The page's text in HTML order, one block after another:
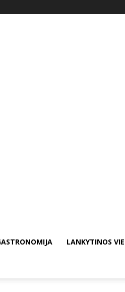
LANKYTINOS